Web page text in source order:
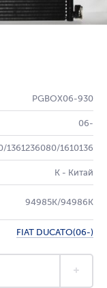
PGBOX06-930
06-
1361236080/1610136
K - Китай
94985K/94986K
FIAT DUCATO(06-)